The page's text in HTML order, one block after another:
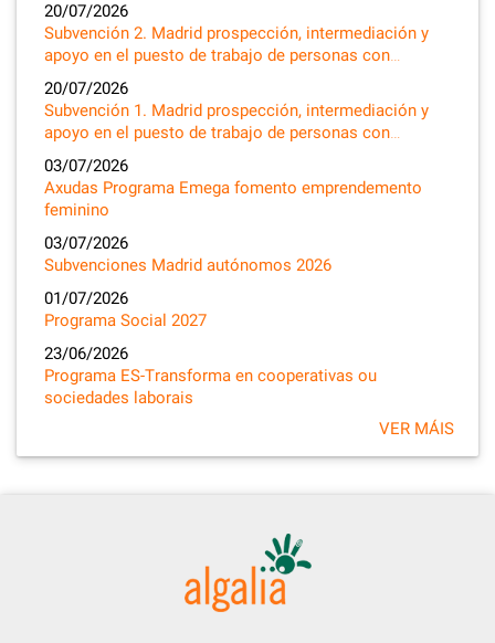
20/07/2026
Subvención 2. Madrid prospección, intermediación y
apoyo en el puesto de trabajo de personas con…
20/07/2026
Subvención 1. Madrid prospección, intermediación y
apoyo en el puesto de trabajo de personas con…
03/07/2026
Axudas Programa Emega fomento emprendemento
feminino
03/07/2026
Subvenciones Madrid autónomos 2026
01/07/2026
Programa Social 2027
23/06/2026
Programa ES-Transforma en cooperativas ou
sociedades laborais
VER MÁIS